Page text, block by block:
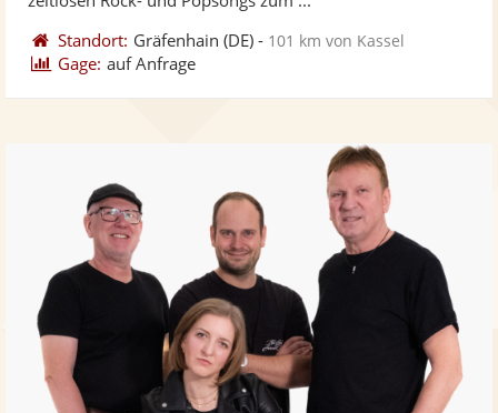
Standort: Gräfenhain (DE) - 101 km von Kassel
Gage: auf Anfrage